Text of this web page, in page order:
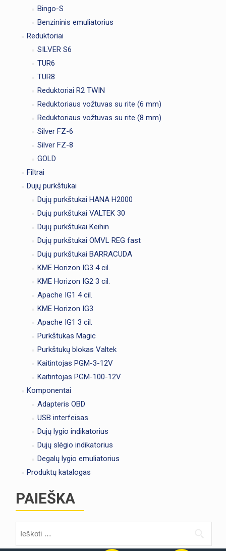
Bingo-S
Benzininis emuliatorius
Reduktoriai
SILVER S6
TUR6
TUR8
Reduktoriai R2 TWIN
Reduktoriaus vožtuvas su rite (6 mm)
Reduktoriaus vožtuvas su rite (8 mm)
Silver FZ-6
Silver FZ-8
GOLD
Filtrai
Dujų purkštukai
Dujų purkštukai HANA H2000
Dujų purkštukai VALTEK 30
Dujų purkštukai Keihin
Dujų purkštukai OMVL REG fast
Dujų purkštukai BARRACUDA
KME Horizon IG3 4 cil.
KME Horizon IG2 3 cil.
Apache IG1 4 cil.
KME Horizon IG3
Apache IG1 3 cil.
Purkštukas Magic
Purkštukų blokas Valtek
Kaitintojas PGM-3-12V
Kaitintojas PGM-100-12V
Komponentai
Adapteris OBD
USB interfeisas
Dujų lygio indikatorius
Dujų slėgio indikatorius
Degalų lygio emuliatorius
Produktų katalogas
PAIEŠKA